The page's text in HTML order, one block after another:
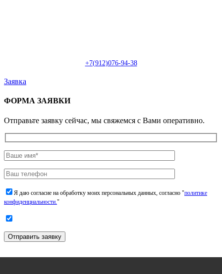
+7(912)076-94-38
Заявка
ФОРМА ЗАЯВКИ
Отправьте заявку сейчас, мы свяжемся с Вами оперативно.
Я даю согласие на обработку моих персональных данных, согласно "политике
конфиденциальности."
Отправить заявку